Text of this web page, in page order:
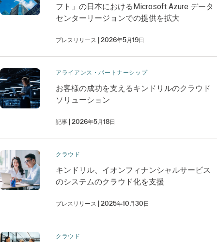
フト」の日本におけるMicrosoft Azure データ
センターリージョンでの提供を拡大
プレスリリース 2026年5月19日
アライアンス・パートナーシップ
お客様の成功を支えるキンドリルのクラウド
ソリューション
記事 2026年5月18日
クラウド
キンドリル、イオンフィナンシャルサービス
のシステムのクラウド化を支援
プレスリリース 2025年10月30日
クラウド